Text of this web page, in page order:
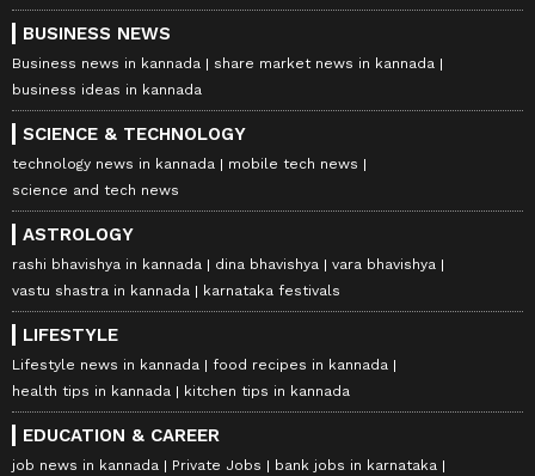
BUSINESS NEWS
Business news in kannada
share market news in kannada
business ideas in kannada
SCIENCE & TECHNOLOGY
technology news in kannada
mobile tech news
science and tech news
ASTROLOGY
rashi bhavishya in kannada dina bhavishya
vara bhavishya
vastu shastra in kannada
karnataka festivals
LIFESTYLE
Lifestyle news in kannada
food recipes in kannada
health tips in kannada
kitchen tips in kannada
EDUCATION & CAREER
job news in kannada Private Jobs
bank jobs in karnataka